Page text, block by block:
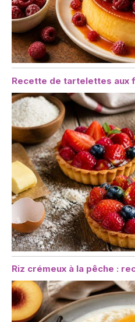
Recette de tartelettes aux
Riz crémeux à la pêche :